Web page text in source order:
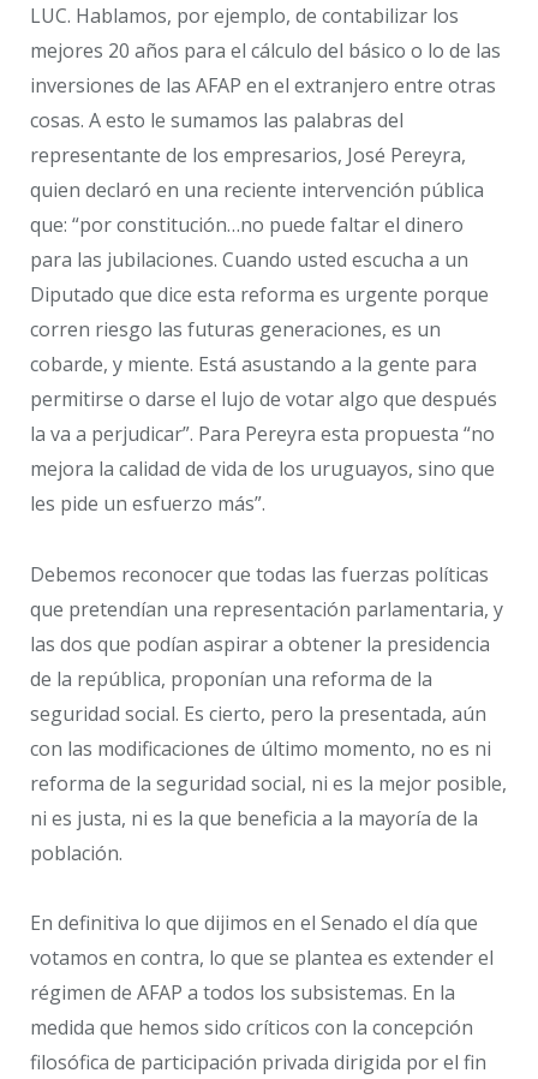
LUC. Hablamos, por ejemplo, de contabilizar los
mejores 20 años para el cálculo del básico o lo de las
inversiones de las AFAP en el extranjero entre otras
cosas. A esto le sumamos las palabras del
representante de los empresarios, José Pereyra,
quien declaró en una reciente intervención pública
que: “por constitución…no puede faltar el dinero
para las jubilaciones. Cuando usted escucha a un
Diputado que dice esta reforma es urgente porque
corren riesgo las futuras generaciones, es un
cobarde, y miente. Está asustando a la gente para
permitirse o darse el lujo de votar algo que después
la va a perjudicar”. Para Pereyra esta propuesta “no
mejora la calidad de vida de los uruguayos, sino que
les pide un esfuerzo más”.
Debemos reconocer que todas las fuerzas políticas
que pretendían una representación parlamentaria, y
las dos que podían aspirar a obtener la presidencia
de la república, proponían una reforma de la
seguridad social. Es cierto, pero la presentada, aún
con las modificaciones de último momento, no es ni
reforma de la seguridad social, ni es la mejor posible,
ni es justa, ni es la que beneficia a la mayoría de la
población.
En definitiva lo que dijimos en el Senado el día que
votamos en contra, lo que se plantea es extender el
régimen de AFAP a todos los subsistemas. En la
medida que hemos sido críticos con la concepción
filosófica de participación privada dirigida por el fin